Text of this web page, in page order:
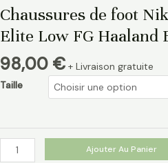
Chaussures de foot
Elite Low FG Haaland
98,00 € + Livraison gratuite
Taille
Ajouter Au Panier